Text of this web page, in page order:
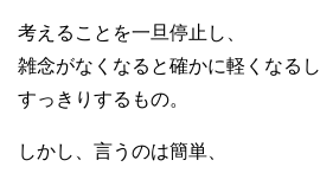
考えることを一旦停止し、
雑念がなくなると確かに軽くなるし
すっきりするもの。
しかし、言うのは簡単、